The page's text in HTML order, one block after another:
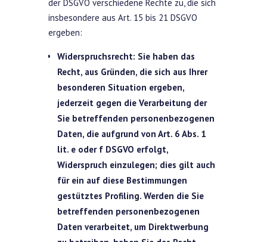
der DSGVO verschiedene Rechte zu, die sich
insbesondere aus Art. 15 bis 21 DSGVO
ergeben:
Widerspruchsrecht: Sie haben das
Recht, aus Gründen, die sich aus Ihrer
besonderen Situation ergeben,
jederzeit gegen die Verarbeitung der
Sie betreffenden personenbezogenen
Daten, die aufgrund von Art. 6 Abs. 1
lit. e oder f DSGVO erfolgt,
Widerspruch einzulegen; dies gilt auch
für ein auf diese Bestimmungen
gestütztes Profiling. Werden die Sie
betreffenden personenbezogenen
Daten verarbeitet, um Direktwerbung